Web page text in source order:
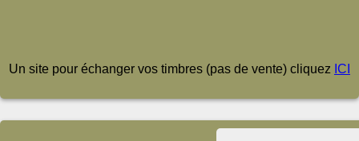
Un site pour échanger vos timbres (pas de vente) cliquez ICI